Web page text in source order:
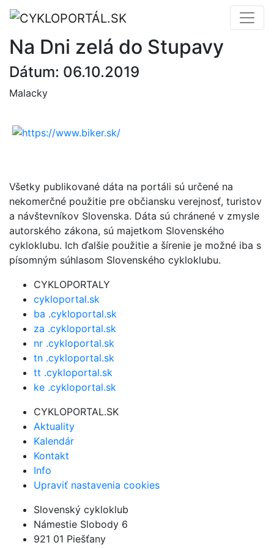
Na Dni zelá do Stupavy
Dátum: 06.10.2019
Malacky
Všetky publikované dáta na portáli sú určené na
nekomerčné použitie pre občiansku verejnosť, turistov
a návštevníkov Slovenska. Dáta sú chránené v zmysle
autorského zákona, sú majetkom Slovenského
cykloklubu. Ich ďalšie použitie a šírenie je možné iba s
písomným súhlasom Slovenského cykloklubu.
CYKLOPORTALY
cykloportal.sk
ba .cykloportal.sk
za .cykloportal.sk
nr .cykloportal.sk
tn .cykloportal.sk
tt .cykloportal.sk
ke .cykloportal.sk
CYKLOPORTAL.SK
Aktuality
Kalendár
Kontakt
Info
Upraviť nastavenia cookies
Slovenský cykloklub
Námestie Slobody 6
921 01 Piešťany